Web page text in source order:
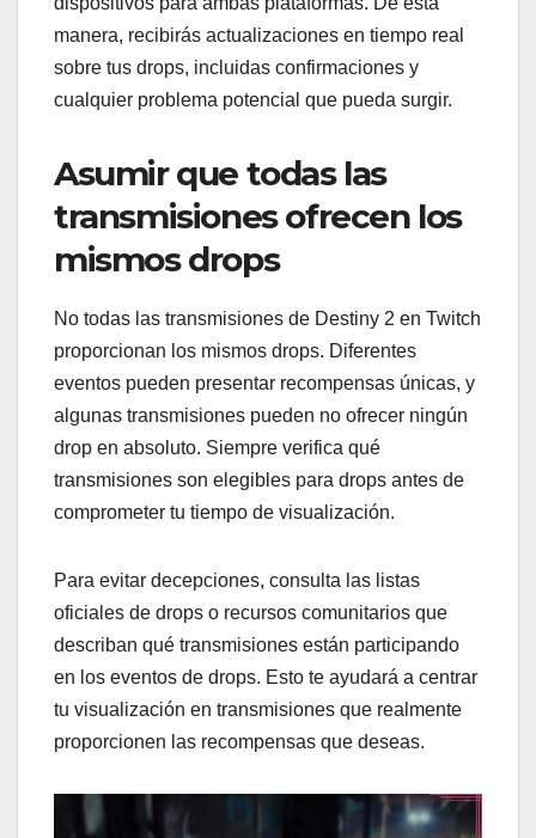
manera, recibirás actualizaciones en tiempo real
sobre tus drops, incluidas confirmaciones y
cualquier problema potencial que pueda surgir.
Asumir que todas las
transmisiones ofrecen los
mismos drops
No todas las transmisiones de Destiny 2 en Twitch
proporcionan los mismos drops. Diferentes
eventos pueden presentar recompensas únicas, y
algunas transmisiones pueden no ofrecer ningún
drop en absoluto. Siempre verifica qué
transmisiones son elegibles para drops antes de
comprometer tu tiempo de visualización.
Para evitar decepciones, consulta las listas
oficiales de drops o recursos comunitarios que
describan qué transmisiones están participando
en los eventos de drops. Esto te ayudará a centrar
tu visualización en transmisiones que realmente
proporcionen las recompensas que deseas.